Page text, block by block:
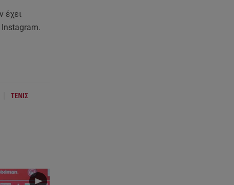
έχει
Instagram.
ΤΕΝΙΣ